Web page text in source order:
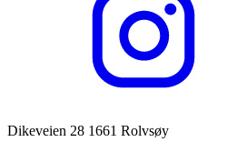
Dikeveien 28 1661 Rolvsøy